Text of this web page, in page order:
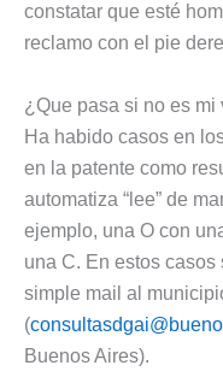
constatar que esté
reclamo con el pie
¿Que pasa si no es mi
Ha habido casos en
en la patente como
automatiza “lee” de
ejemplo, una O con
una C. En estos
simple mail al
(
Buenos Aires).